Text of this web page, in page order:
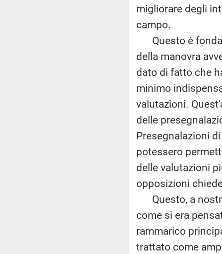
migliorare degli
campo.
Questo è
della manovra
dato di fatto che
minimo
valutazioni.
delle
Presegnalazioni
potessero
delle valutazioni
opposizioni
Questo, a
come si era
rammarico
trattato come